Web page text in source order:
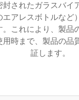
封されたガラスバイ
エアレスボトルなど
。これにより、製品
用時まで、製品の品
証します。